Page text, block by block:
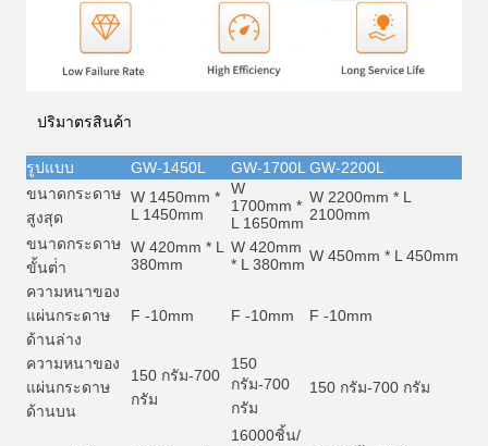
ปริมาตรสินค้า
รูปแบบ GW-1450L GW-1700L GW-2200L
ขนาดกระดาษ
สูงสุด
W 1450mm *
L 1450mm
W
1700mm *
L 1650mm
W 2200mm * L
2100mm
ขนาดกระดาษ
ขั้นต่ํา
W 420mm * L
380mm
W 420mm
* L 380mm W 450mm * L 450mm
ความหนาของ
แผ่นกระดาษ
ด้านล่าง
F -10mm F -10mm F -10mm
ความหนาของ
แผ่นกระดาษ
ด้านบน
150 กรัม-700
กรัม
150
กรัม-700
กรัม
150 กรัม-700 กรัม
16000ชิ้น/